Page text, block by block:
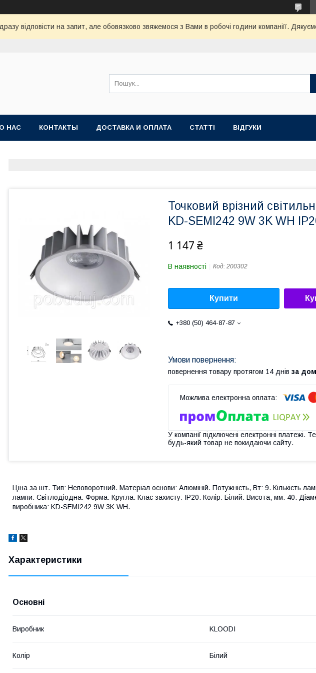
відповісти на запит, але обовязково звяжемося з Вами в робочі години компаніїї.
О НАС КОНТАКТЫ ДОСТАВКА И ОПЛАТА СТАТТІ ВІДГУКИ
Точковий врізний
KD-SEMI242 9W 3K WH
1 147 ₴
В наявності Код: 200302
Купити
+380 (50) 464-87-87
повернення товару протягом 14 днів за
У компанії підключені електронні платежі.
будь-який товар не покидаючи сайту.
Ціна за шт. Тип: Неповоротний. Матеріал основи: Алюміній. Потужність, Вт: 9. Кількість
лампи: Світлодіодна. Форма: Кругла. Клас захисту: IP20. Колір: Білий. Висота, мм: 40.
виробника: KD-SEMI242 9W 3K WH.
Характеристики
Основні
Виробник KLOODI
Колір Білий